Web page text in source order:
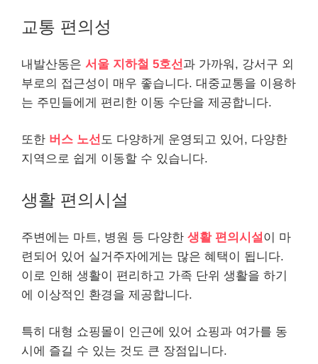
교통 편의성
내발산동은 서울 지하철 5호선 과 가까워, 강서구 외
부로의 접근성이 매우 좋습니다. 대중교통을 이용하
는 주민들에게 편리한 이동 수단을 제공합니다.
또한 버스 노선도 다양하게 운영되고 있어, 다양한
지역으로 쉽게 이동할 수 있습니다.
생활 편의시설
주변에는 마트, 병원 등 다양한 생활 편의시설 이 마
련되어 있어 실거주자에게는 많은 혜택이 됩니다.
이로 인해 생활이 편리하고 가족 단위 생활을 하기
에 이상적인 환경을 제공합니다.
특히 대형 쇼핑몰이 인근에 있어 쇼핑과 여가를 동
시에 즐길 수 있는 것도 큰 장점입니다.